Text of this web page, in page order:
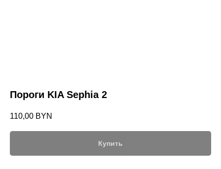
Пороги KIA Sephia 2
110,00 BYN
Купить